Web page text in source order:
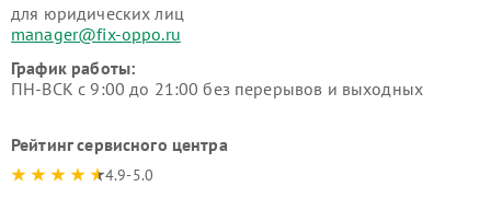
для юридических лиц
manager@fix-oppo.ru
График работы:
ПН-ВСК с 9:00 до 21:00 без перерывов и выходных
Рейтинг сервисного центра
4.9-5.0